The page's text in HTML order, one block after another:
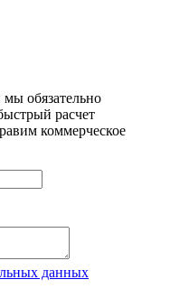
обязательно
расчет
коммерческое
данных